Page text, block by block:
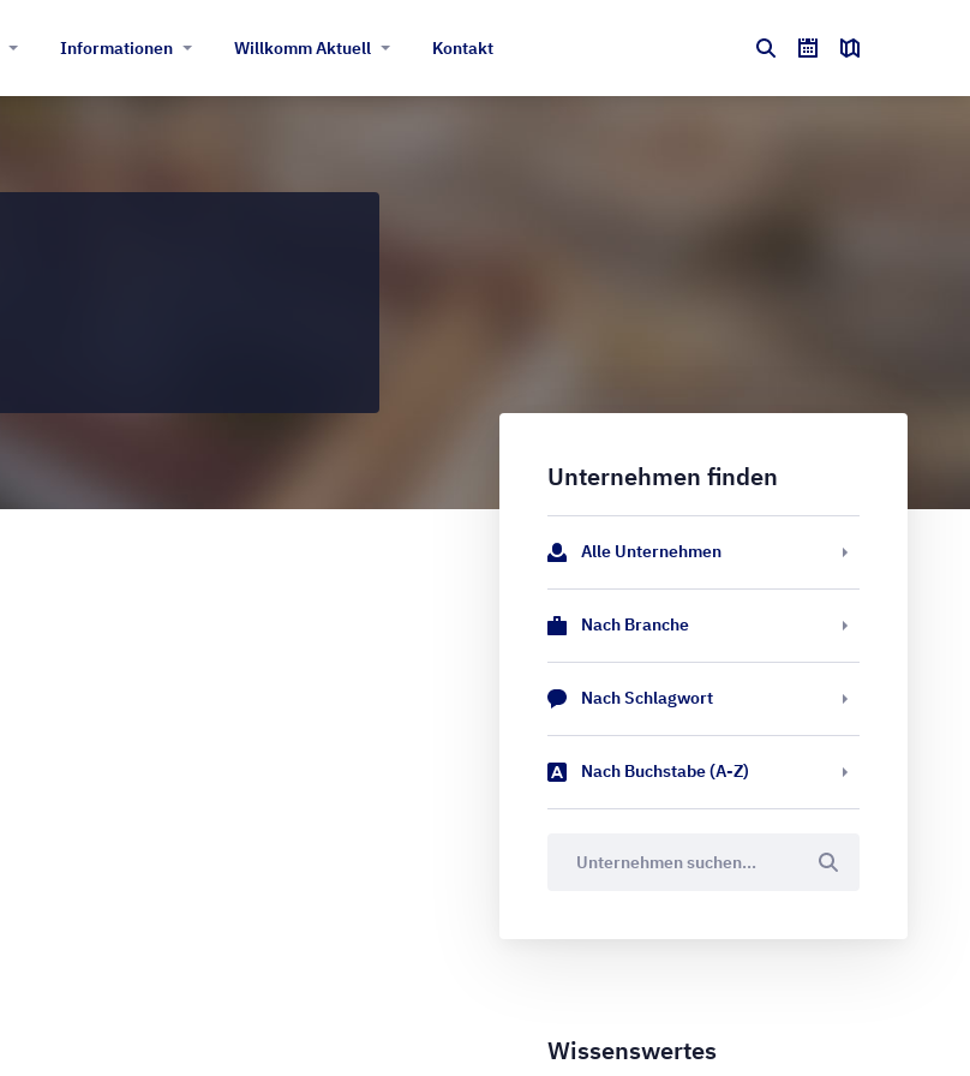
Informationen Willkomm Aktuell Kontakt
Unternehmen finden
Alle Unternehmen
Nach Branche
Nach Schlagwort
Nach Buchstabe (A-Z)
Wissenswertes